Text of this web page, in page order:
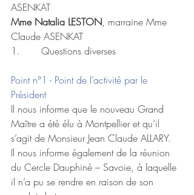
ASENKAT
Mme Natalia LESTON, marraine Mme
Claude ASENKAT
1.       Questions diverses
Point n°1 - Point de l’activité par le
Président
Il nous informe que le nouveau Grand
Maître a été élu à Montpellier et qu’il
s’agit de Monsieur Jean Claude ALLARY.
Il nous informe également de la réunion
du Cercle Dauphiné – Savoie, à laquelle
il n’a pu se rendre en raison de son